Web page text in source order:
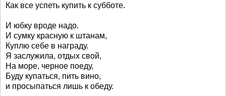
Как все успеть купить к субботе.
И юбку вроде надо.
И сумку красную к штанам,
Куплю себе в награду.
Я заслужила, отдых свой,
На море, черное поеду,
Буду купаться, пить вино,
и просыпаться лишь к обеду.